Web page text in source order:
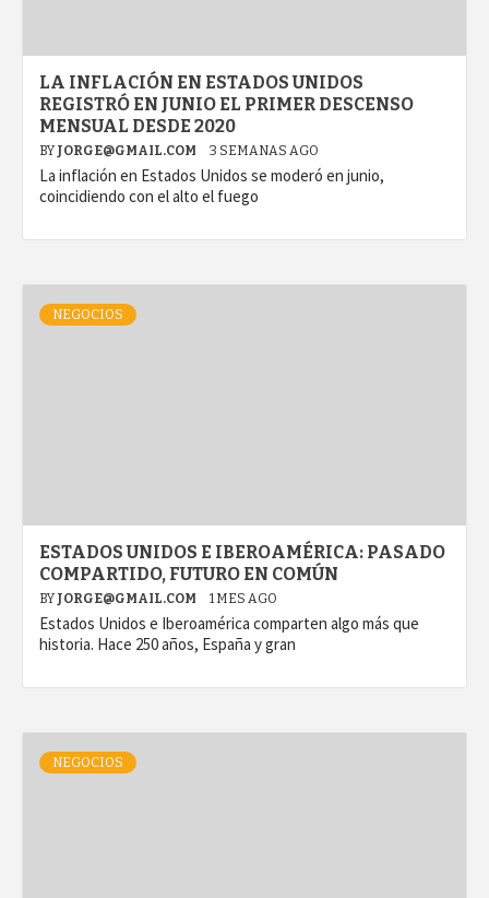
LA INFLACIÓN EN ESTADOS UNIDOS
REGISTRÓ EN JUNIO EL PRIMER DESCENSO
MENSUAL DESDE 2020
BY JORGE@GMAIL.COM 3 SEMANAS AGO
La inflación en Estados Unidos se moderó en junio,
coincidiendo con el alto el fuego
NEGOCIOS
ESTADOS UNIDOS E IBEROAMÉRICA: PASADO
COMPARTIDO, FUTURO EN COMÚN
BY JORGE@GMAIL.COM 1 MES AGO
Estados Unidos e Iberoamérica comparten algo más que
historia. Hace 250 años, España y gran
NEGOCIOS